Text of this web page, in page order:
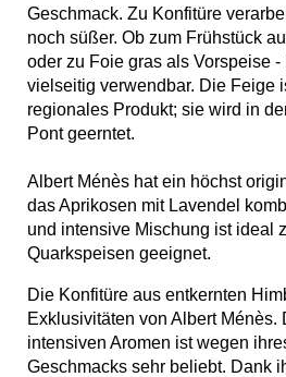
Geschmack. Zu Konfitüre
noch süßer. Ob zum Frühstück
oder zu Foie gras als Vorspeise
vielseitig verwendbar. Die Feige
regionales Produkt; sie wird in
Pont geerntet.
Albert Ménès hat ein höchst
das Aprikosen mit Lavendel
und intensive Mischung ist ideal
Quarkspeisen geeignet.
Die Konfitüre aus entkernten
Exklusivitäten von Albert Ménès.
intensiven Aromen ist wegen
Geschmacks sehr beliebt. Dank